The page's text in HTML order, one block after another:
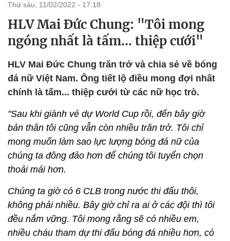
thứ sáu, 11/02/2022 - 17:18
HLV Mai Đức Chung: "Tôi mong
ngóng nhất là tấm... thiệp cưới"
HLV Mai Đức Chung trăn trở và chia sẻ về bóng
đá nữ Việt Nam. Ông tiết lộ điều mong đợi nhất
chính là tấm... thiệp cưới từ các nữ học trò.
"Sau khi giành vé dự World Cup rồi, đến bây giờ
bản thân tôi cũng vẫn còn nhiều trăn trở. Tôi chỉ
mong muốn làm sao lực lượng bóng đá nữ của
chúng ta đông đảo hơn để chúng tôi tuyển chọn
thoải mái hơn.
Chúng ta giờ có 6 CLB trong nước thi đấu thôi,
không phải nhiều. Bây giờ chỉ ra ai ở các đội thì tôi
đều nắm vững. Tôi mong rằng sẽ có nhiều em,
nhiều cháu tham dự thi đấu bóng đá nhiều hơn, có